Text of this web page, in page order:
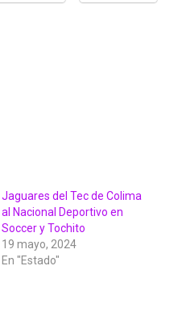
Jaguares del Tec de Colima
al Nacional Deportivo en
Soccer y Tochito
19 mayo, 2024
En "Estado"